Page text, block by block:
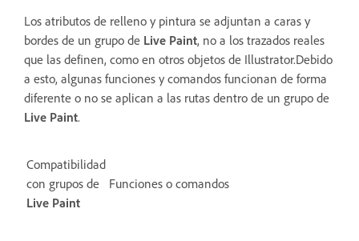
Los atributos de relleno y pintura se adjuntan a caras y
bordes de un grupo de Live Paint, no a los trazados reales
que las definen, como en otros objetos de Illustrator.Debido
a esto, algunas funciones y comandos funcionan de forma
diferente o no se aplican a las rutas dentro de un grupo de
Live Paint.
Compatibilidad
con grupos de
Live Paint
Funciones o comandos